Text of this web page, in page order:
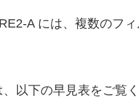
A には、複数のフ
以下の早見表をご覧く